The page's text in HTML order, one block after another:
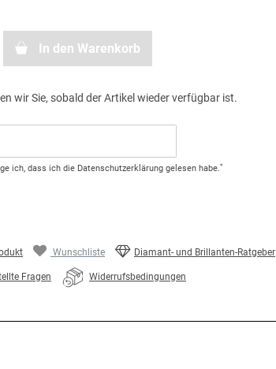
In den Warenkorb
wir Sie, sobald der Artikel wieder verfügbar ist.
ich, dass ich die Daten­schutz­erklärung gelesen habe.*
Wunschliste Diamant- und Brillanten-Ratgeber
Fragen Widerrufsbedingungen